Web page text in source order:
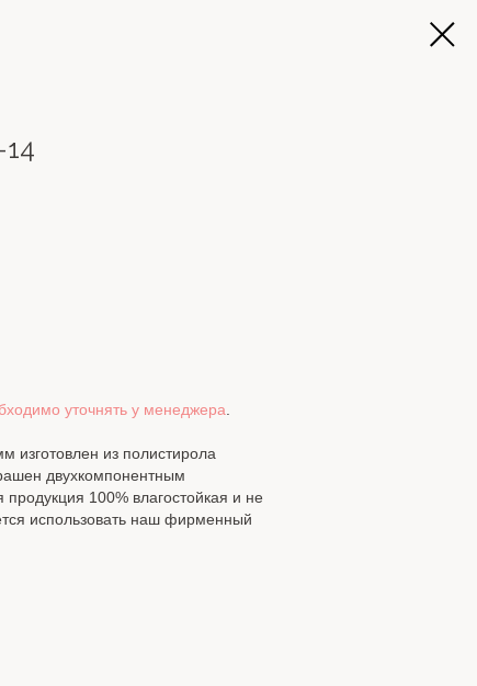
уточнять у менеджера.
изготовлен из полистирола
двухкомпонентным
100% влагостойкая и не
использовать наш фирменный